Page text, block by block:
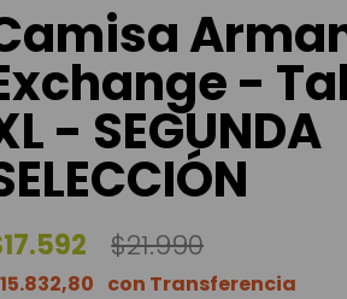
-
- SEGUNDA
$21.990